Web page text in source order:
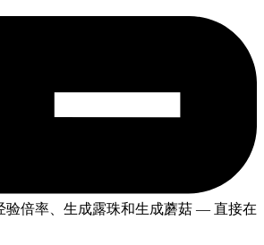
倍率、生成露珠和生成蘑菇 — 直接在